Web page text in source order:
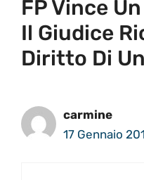
FP Vince
Il Giudice
Diritto Di
carmine
17 Gennaio